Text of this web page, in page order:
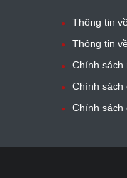
Thông tin
Thông tin
Chính sách
Chính sách
Chính sách